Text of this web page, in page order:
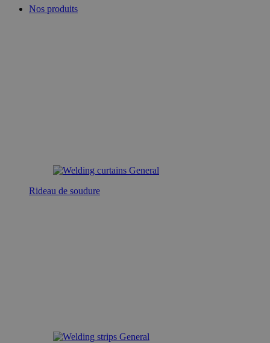
Nos produits
Rideau de soudure